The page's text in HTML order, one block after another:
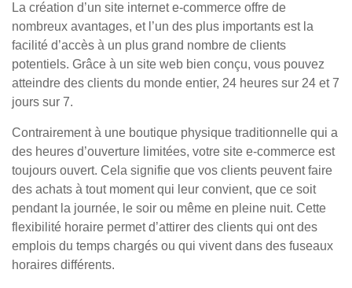
La création d’un site internet e-commerce offre de
nombreux avantages, et l’un des plus importants est la
facilité d’accès à un plus grand nombre de clients
potentiels. Grâce à un site web bien conçu, vous pouvez
atteindre des clients du monde entier, 24 heures sur 24 et 7
jours sur 7.
Contrairement à une boutique physique traditionnelle qui a
des heures d’ouverture limitées, votre site e-commerce est
toujours ouvert. Cela signifie que vos clients peuvent faire
des achats à tout moment qui leur convient, que ce soit
pendant la journée, le soir ou même en pleine nuit. Cette
flexibilité horaire permet d’attirer des clients qui ont des
emplois du temps chargés ou qui vivent dans des fuseaux
horaires différents.